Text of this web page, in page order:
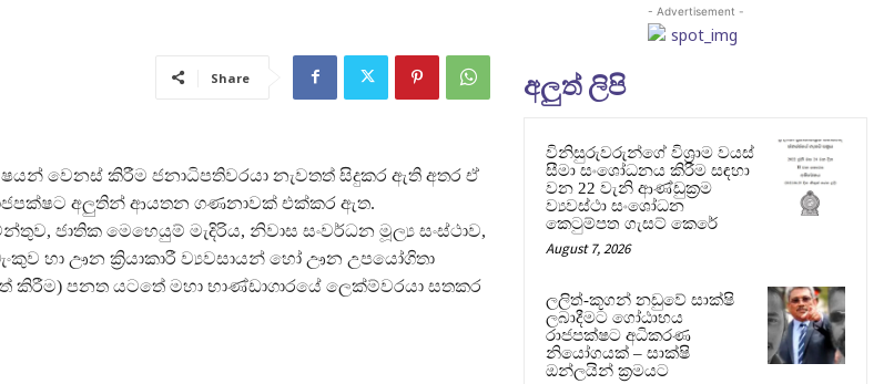
Share
වෙනස් කිරීම ජනාධිපතිවරයා නැවතත් සිදුකර ඇති අතර ඒ
අලුතින් ආයතන ගණනාවක් එක්කර ඇත.
ජාතික මෙහෙයුම් මැදිරිය, නිවාස සංවර්ධන මූල්‍ය සංස්ථාව,
හා ඌන ක්‍රියාකාරී ව්‍යවසායන් හෝ ඌන උපයෝගිතා
කිරීම) පනත යටතේ මහා භාණ්ඩාගාරයේ ලෙක්ම්වරයා සතකර
- Advertisement -
අලුත් ලිපි
විනිසුරුවරුන්ගේ විශ්‍රාම වයස්
සීමා සංශෝධනය කිරීම සඳහා
වන 22 වැනි ආණ්ඩුක්‍රම
ව්‍යවස්ථා සංශෝධන
කෙටුම්පත ගැසට් කෙරේ
August 7, 2026
ලලිත්-කූගන් නඩුවේ සාක්ෂි
ලබාදීමට ගෝඨාභය
රාජපක්ෂට අධිකරණ
නියෝගයක් – සාක්ෂි
ඔන්ලයින් ක්‍රමයට